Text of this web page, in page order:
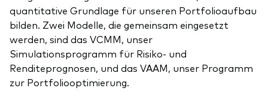
quantitative Grundlage für unseren Portfolioaufbau
bilden. Zwei Modelle, die gemeinsam eingesetzt
werden, sind das VCMM, unser
Simulationsprogramm für Risiko- und
Renditeprognosen, und das VAAM, unser Programm
zur Portfoliooptimierung.